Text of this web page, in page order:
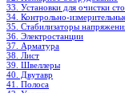
33. Установки для очистки
34. Контрольно-
35. Стабилизаторы
36. Электростанции
37. Арматура
38. Лист
39. Швеллеры
40. Двутавр
41. Полоса